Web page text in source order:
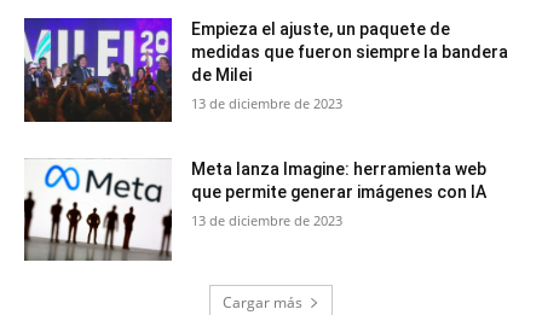
Empieza el ajuste, un paquete de
medidas que fueron siempre la bandera
de Milei
13 de diciembre de 2023
Meta lanza Imagine: herramienta web
que permite generar imágenes con IA
13 de diciembre de 2023
Cargar más